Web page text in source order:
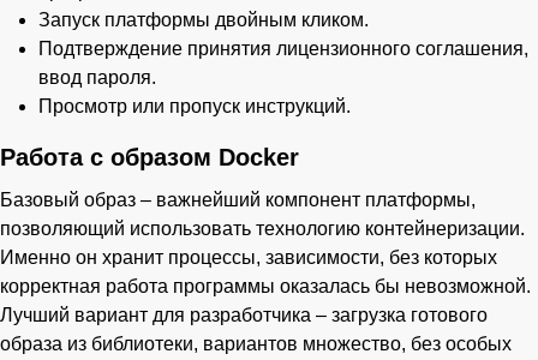
Запуск платформы двойным кликом.
Подтверждение принятия лицензионного соглашения,
ввод пароля.
Просмотр или пропуск инструкций.
Работа с образом Docker
Базовый образ – важнейший компонент платформы,
позволяющий использовать технологию контейнеризации.
Именно он хранит процессы, зависимости, без которых
корректная работа программы оказалась бы невозможной.
Лучший вариант для разработчика – загрузка готового
образа из библиотеки, вариантов множество, без особых